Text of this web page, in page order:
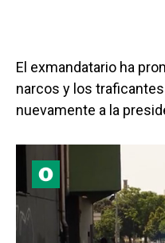
El exmandatario ha
narcos y los
nuevamente a la